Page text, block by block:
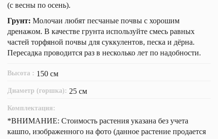
(с весны по осень).
Грунт: Молочаи любят песчаные почвы с хорошим
дренажом. В качестве грунта используйте смесь равных
частей торфяной почвы для суккулентов, песка и дёрна.
Пересадка проводится раз в несколько лет по надобности.
Высота : 150 см
Диаметр (горшка): 25 см
Комплектация:
*ВНИМАНИЕ: Стоимость растения указана без учета
кашпо, изображенного на фото (данное растение продается